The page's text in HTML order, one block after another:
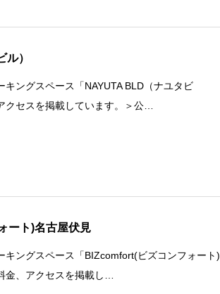
）
ングスペース「NAYUTA BLD（ナユタビ
クセスを掲載しています。＞公…
ート)名古屋伏見
キングスペース「BIZcomfort(ビズコンフォート)
金、アクセスを掲載し…